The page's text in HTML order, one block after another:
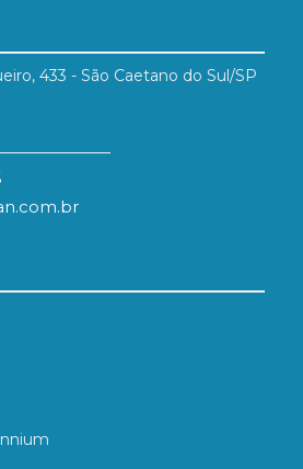
433 - São Caetano do Sul/SP